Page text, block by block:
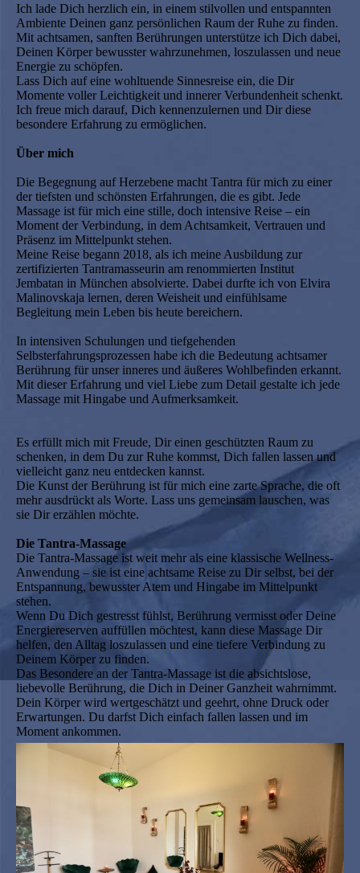
Ich lade Dich herzlich ein, in einem stilvollen und entspannten
Ambiente Deinen ganz persönlichen Raum der Ruhe zu finden.
Mit achtsamen, sanften Berührungen unterstütze ich Dich dabei,
Deinen Körper bewusster wahrzunehmen, loszulassen und neue
Energie zu schöpfen.
Lass Dich auf eine wohltuende Sinnesreise ein, die Dir
Momente voller Leichtigkeit und innerer Verbundenheit schenkt.
Ich freue mich darauf, Dich kennenzulernen und Dir diese
besondere Erfahrung zu ermöglichen.
Über mich
Die Begegnung auf Herzebene macht Tantra für mich zu einer
der tiefsten und schönsten Erfahrungen, die es gibt. Jede
Massage ist für mich eine stille, doch intensive Reise – ein
Moment der Verbindung, in dem Achtsamkeit, Vertrauen und
Präsenz im Mittelpunkt stehen.
Meine Reise begann 2018, als ich meine Ausbildung zur
zertifizierten Tantramasseurin am renommierten Institut
Jembatan in München absolvierte. Dabei durfte ich von Elvira
Malinovskaja lernen, deren Weisheit und einfühlsame
Begleitung mein Leben bis heute bereichern.
In intensiven Schulungen und tiefgehenden
Selbsterfahrungsprozessen habe ich die Bedeutung achtsamer
Berührung für unser inneres und äußeres Wohlbefinden erkannt.
Mit dieser Erfahrung und viel Liebe zum Detail gestalte ich jede
Massage mit Hingabe und Aufmerksamkeit.
Es erfüllt mich mit Freude, Dir einen geschützten Raum zu
schenken, in dem Du zur Ruhe kommst, Dich fallen lassen und
vielleicht ganz neu entdecken kannst.
Die Kunst der Berührung ist für mich eine zarte Sprache, die oft
mehr ausdrückt als Worte. Lass uns gemeinsam lauschen, was
sie Dir erzählen möchte.
Die Tantra-Massage
Die Tantra-Massage ist weit mehr als eine klassische Wellness-
Anwendung – sie ist eine achtsame Reise zu Dir selbst, bei der
Entspannung, bewusster Atem und Hingabe im Mittelpunkt
stehen.
Wenn Du Dich gestresst fühlst, Berührung vermisst oder Deine
Energiereserven auffüllen möchtest, kann diese Massage Dir
helfen, den Alltag loszulassen und eine tiefere Verbindung zu
Deinem Körper zu finden.
Das Besondere an der Tantra-Massage ist die absichtslose,
liebevolle Berührung, die Dich in Deiner Ganzheit wahrnimmt.
Dein Körper wird wertgeschätzt und geehrt, ohne Druck oder
Erwartungen. Du darfst Dich einfach fallen lassen und im
Moment ankommen.